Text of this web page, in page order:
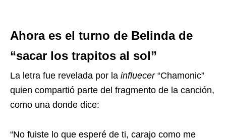
Ahora es el turno de Belinda de
“sacar los trapitos al sol”
La letra fue revelada por la influecer“Chamonic”
quien compartió parte del fragmento de la canción,
como una donde dice:
“No fuiste lo que esperé de ti, carajo como me